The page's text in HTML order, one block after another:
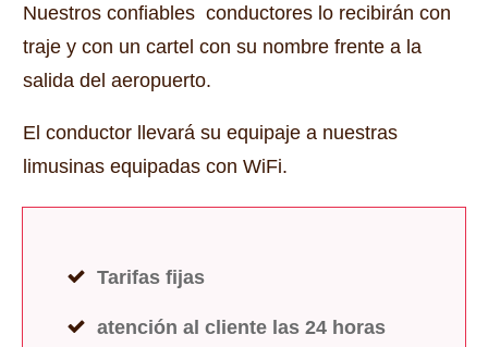
Nuestros confiables conductores lo recibirán con
traje y con un cartel con su nombre frente a la
salida del aeropuerto.
El conductor llevará su equipaje a nuestras
limusinas equipadas con WiFi.
Tarifas fijas
atención al cliente las 24 horas